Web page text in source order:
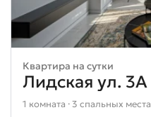
Квартира на сутки
Лидская ул. 3А
1 комната · 3 спальных места